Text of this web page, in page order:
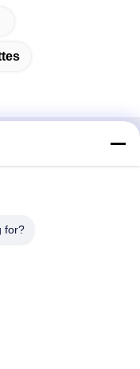
province du
for?